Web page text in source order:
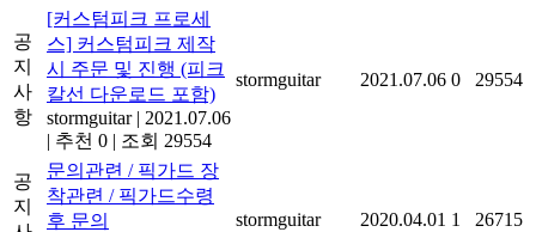
공
지
사
항
[커스텀피크 프로세
스] 커스텀피크 제작
시 주문 및 진행 (피크
칼선 다운로드 포함)
stormguitar | 2021.07.06
| 추천 0 | 조회 29554
stormguitar 2021.07.06 0 29554
공
지
문의관련 / 픽가드 장
착관련 / 픽가드수령
후 문의
stormguitar 2020.04.01 1 26715